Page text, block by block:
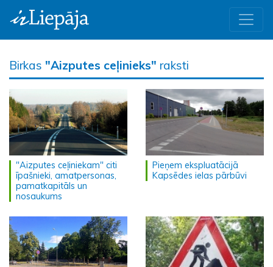
Birkas "Aizputes ceļinieks" raksti
"Aizputes ceļiniekam" citi
īpašnieki, amatpersonas,
pamatkapitāls un
nosaukums
Pieņem ekspluatācijā
Kapsēdes ielas pārbūvi